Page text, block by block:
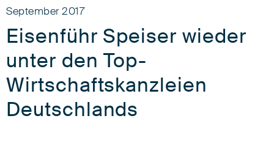
September 2017
Eisenführ Speiser wieder
unter den Top-
Wirtschaftskanzleien
Deutschlands